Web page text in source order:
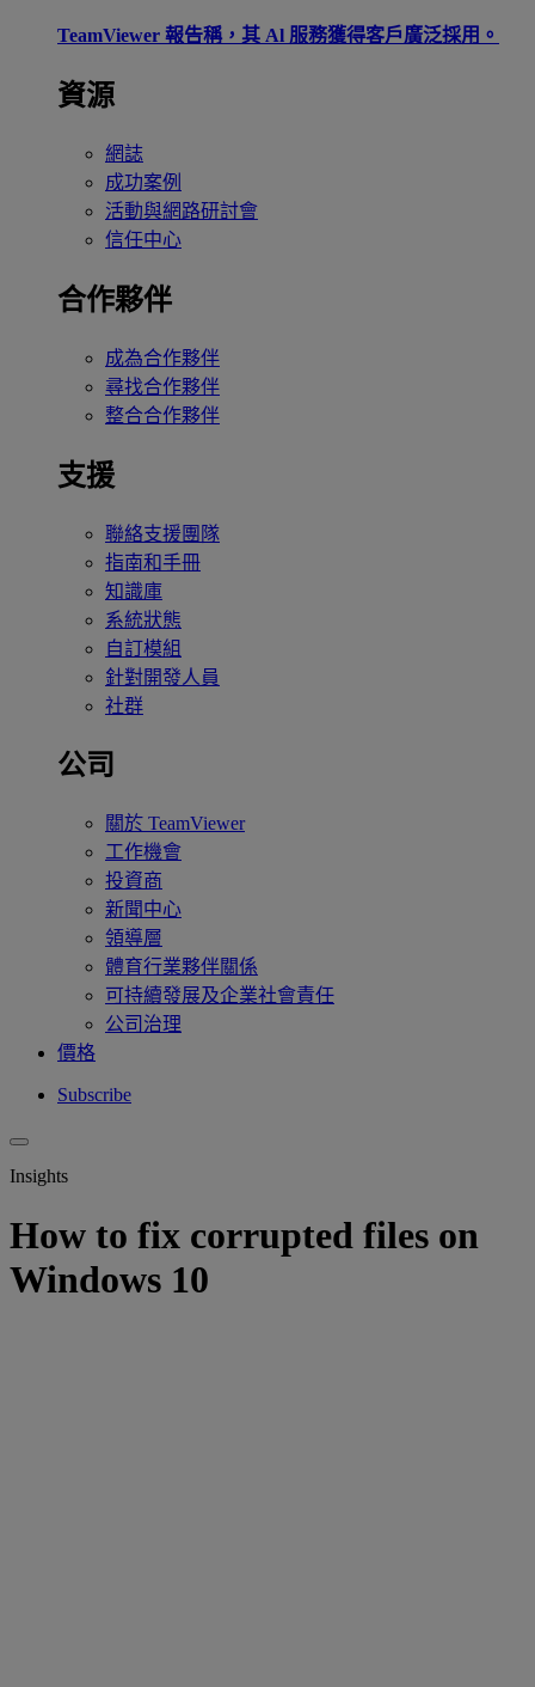
TeamViewer 報告稱，其 Al 服務獲得客戶廣泛採用。
資源
網誌
成功案例
活動與網路研討會
信任中心
合作夥伴
成為合作夥伴
尋找合作夥伴
整合合作夥伴
支援
聯絡支援團隊
指南和手冊
知識庫
系統狀態
自訂模組
針對開發人員
社群
公司
關於 TeamViewer
工作機會
投資商
新聞中心
領導層
體育行業夥伴關係
可持續發展及企業社會責任
公司治理
價格
Subscribe
Insights
How to fix corrupted files on
Windows 10